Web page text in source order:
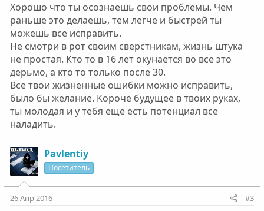
Хорошо что ты осознаешь свои проблемы. Чем
раньше это делаешь, тем легче и быстрей ты
можешь все исправить.
Не смотри в рот своим сверстникам, жизнь штука
не простая. Кто то в 16 лет окунается во все это
дерьмо, а кто то только после 30.
Все твои жизненные ошибки можно исправить,
было бы желание. Короче будущее в твоих руках,
ты молодая и у тебя еще есть потенциал все
наладить.
Pavlentiy
Посетитель
26 Апр 2016 #3